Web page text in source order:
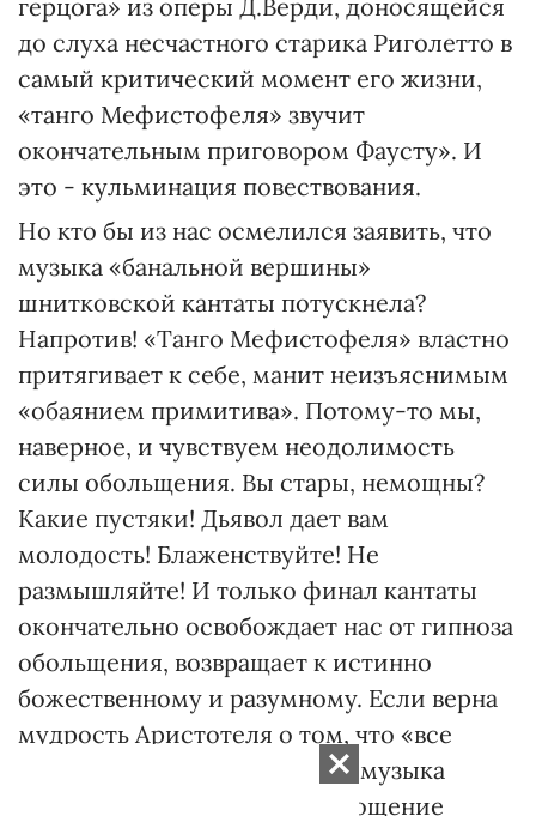
герцога» из оперы Д.Верди, доносящейся
до слуха несчастного старика Риголетто в
самый критический момент его жизни,
«танго Мефистофеля» звучит
окончательным приговором Фаусту». И
это - кульминация повествования.
Но кто бы из нас осмелился заявить, что
музыка «банальной вершины»
шнитковской кантаты потускнела?
Напротив! «Танго Мефистофеля» властно
притягивает к себе, манит неизъяснимым
«обаянием примитива». Потому-то мы,
наверное, и чувствуем неодолимость
силы обольщения. Вы стары, немощны?
Какие пустяки! Дьявол дает вам
молодость! Блаженствуйте! Не
размышляйте! И только финал кантаты
окончательно освобождает нас от гипноза
обольщения, возвращает к истинно
божественному и разумному. Если верна
мудрость Аристотеля о том, что «все
хорошее - от удивления», то музыка
Шнитке и являет собой воплощение